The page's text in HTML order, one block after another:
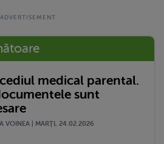
medical parental.
sunt
VOINEA | MARŢI, 24.02.2026